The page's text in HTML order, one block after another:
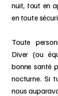
nuit, tout en
en toute
Toute
Diver (ou
bonne santé
nocturne. Si
nous